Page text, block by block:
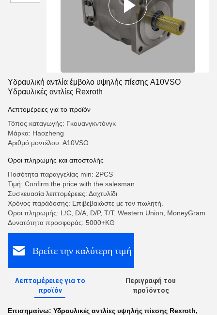
Υδραυλική αντλία έμβολο υψηλής πίεσης A10VSO
Υδραυλικές αντλίες Rexroth
Λεπτομέρειες για το προϊόν
Τόπος καταγωγής: Γκουανγκντόνγκ
Μάρκα: Haozheng
Αριθμό μοντέλου: Α10VSO
Όροι πληρωμής και αποστολής
Ποσότητα παραγγελίας min: 2PCS
Τιμή: Confirm the price with the salesman
Συσκευασία λεπτομέρειες: Δαχτυλίδι
Χρόνος παράδοσης: Επιβεβαιώστε με τον πωλητή.
Όροι πληρωμής: L/C, D/A, D/P, T/T, Western Union, MoneyGram
Δυνατότητα προσφοράς: 5000+KG
Βρείτε την καλύτερη τιμή
Λεπτομέρειες για το
προϊόν
Περιγραφή του
προϊόντος
Επισημαίνω: Υδραυλικές αντλίες υψηλής πίεσης Rexroth,